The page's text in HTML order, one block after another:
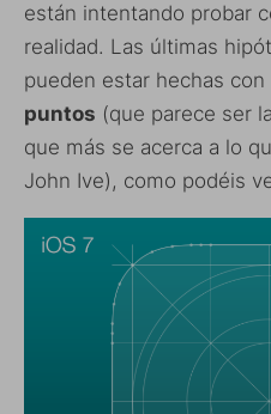
están intentando probar
realidad. Las últimas
pueden estar hechas
puntos (que parece ser
que más se acerca a lo
John Ive), como podéis